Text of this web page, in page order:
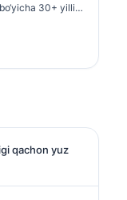
30+ yillik
jamiyatining
tahlili,
yordamidagi
qachon yuz